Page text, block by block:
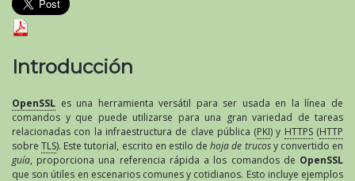
certificados
Llaves
Privadas
y
CSR»
por
Mitchell
Introducción
OpenSSL es una herramienta versátil para ser usada en la línea de
comandos y que puede utilizarse para una gran variedad de tareas
relacionadas con la infraestructura de clave pública (PKI) y HTTPS(HTTP
sobreTLS). Este tutorial, escrito en estilo dehoja de trucosy convertido en
guía, proporciona una referencia rápida a los comandos de OpenSSL
que son útiles en escenarios comunes y cotidianos. Esto incluye ejemplos